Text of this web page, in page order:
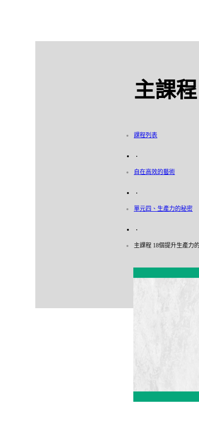
主課
課程列表
自在高效的藝術
單元四、生產力的秘密
主課程 18個提升生產力